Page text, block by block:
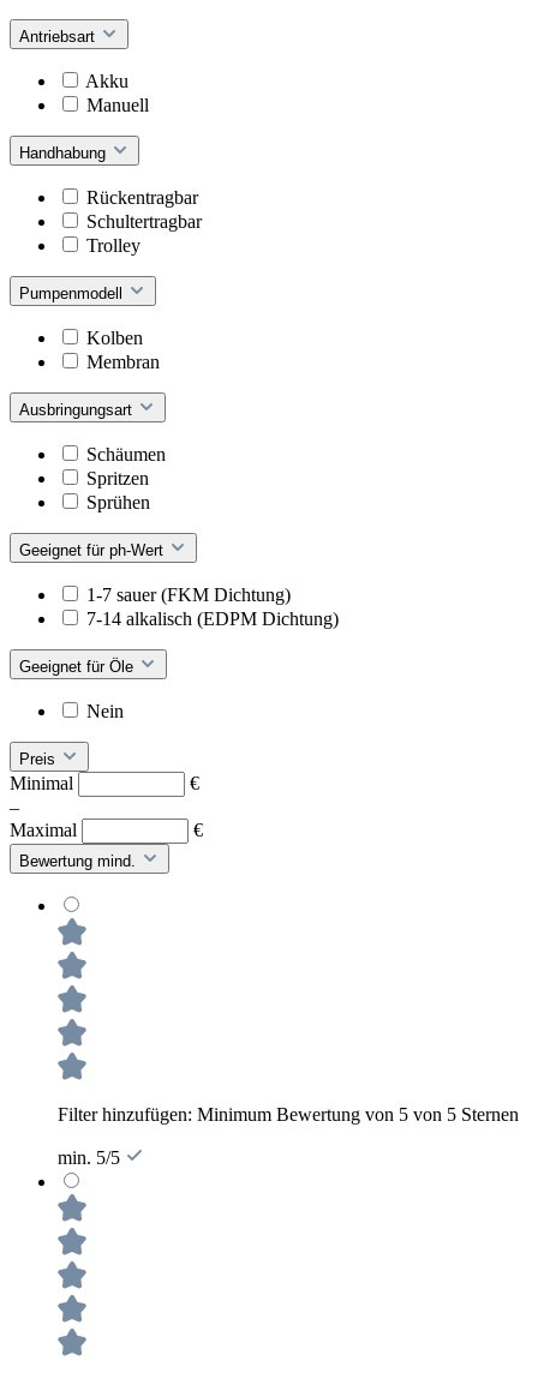
Antriebsart
Akku
Manuell
Handhabung
Rückentragbar
Schultertragbar
Trolley
Pumpenmodell
Kolben
Membran
Ausbringungsart
Schäumen
Spritzen
Sprühen
Geeignet für ph-Wert
1-7 sauer (FKM Dichtung)
7-14 alkalisch (EDPM Dichtung)
Geeignet für Öle
Nein
Preis
Minimal
€
–
Maximal
€
Bewertung mind.
Filter hinzufügen: Minimum Bewertung von 5 von 5 Sternen
min. 5/5